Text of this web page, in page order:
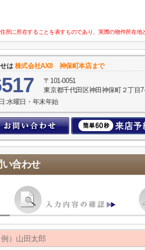
に所在することを表すものであり、実際の物件所在地
は株式会社AX8 神保町本店まで
〒101-0051
東京都千代田区神田神保町２丁目
:水曜日・年末年始
合わせ